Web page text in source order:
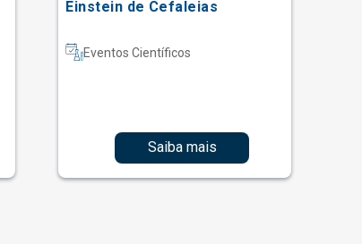
Einstein de Cefaleias
Eventos Científicos
Saiba mais